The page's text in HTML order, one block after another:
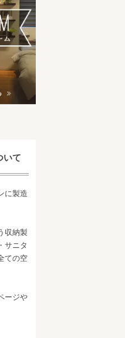
いて
に製造
収納製
サニタ
ての空
ージや